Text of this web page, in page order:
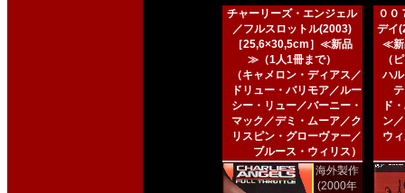
チャーリーズ・エンジェル
／フルスロットル(2003)
［25,6×30,5cm］≪新品
≫（1人1冊まで）
（キャメロン・ディアス／
ドリュー・バリモア／ルー
シー・リュー／バーニー・
マック／デミ・ムーア／ク
リスピン・グローヴァー／
ブルース・ウィリス）
海外製作
(2000年
００
デイ
≪新
（
ハ
ド
ン
ウ